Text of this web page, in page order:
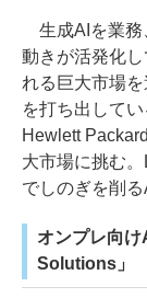
生成AIを業務
動きが活発化
れる巨大市場
を打ち出して
Hewlett
大市場に挑む
でしのぎを削
オンプレ向
Solutions」